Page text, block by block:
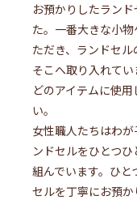
お預かりしたラン
た。一番大きな小
ただき、ランドセ
そこへ取り入れて
どのアイテムに使
い。
女性職人たちはわ
ンドセルをひとつ
組んでいます。ひ
セルを丁寧にお預か